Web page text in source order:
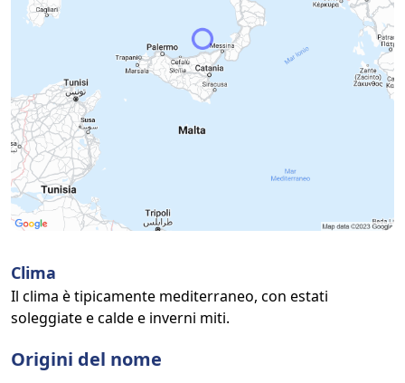
Clima
Il clima è tipicamente mediterraneo, con estati
soleggiate e calde e inverni miti.
Origini del nome